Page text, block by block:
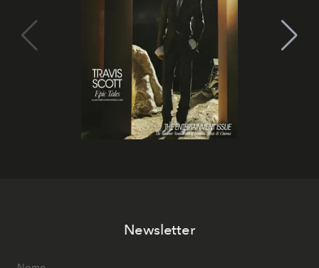
Newsletter